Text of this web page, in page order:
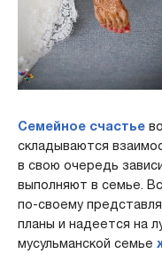
Семейное счастье
складываются
в свою очередь
выполняют в семье.
по-своему
планы и надеется на
мусульманской семье